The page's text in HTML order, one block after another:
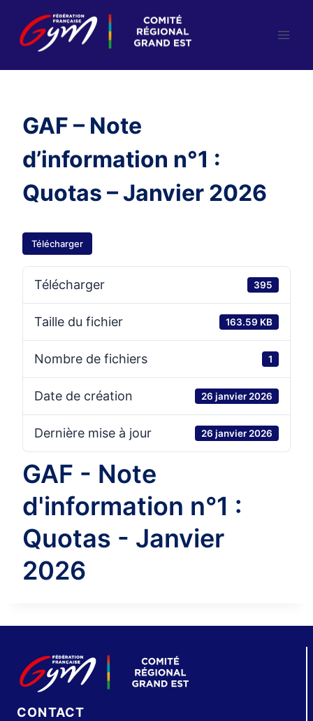
contenu
GAF – Note
d’information n°1 :
Quotas – Janvier 2026
Télécharger
Télécharger 395
Taille du fichier 163.59 KB
Nombre de fichiers 1
Date de création 26 janvier 2026
Dernière mise à jour 26 janvier 2026
GAF - Note
d'information n°1 :
Quotas - Janvier
2026
CONTACT